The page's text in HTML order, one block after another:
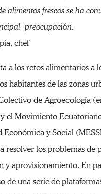
alimentos frescos se ha
preocupación.
chef
a los retos alimentarios a
habitantes de las zonas
de Agroecología
el Movimiento
Económica y Social
resolver los problemas de
y aprovisionamiento. En
de una serie de